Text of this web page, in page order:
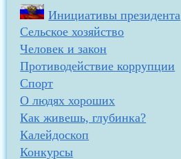
Инициативы президента
Сельское хозяйство
Человек и закон
Противодействие коррупции
Спорт
О людях хороших
Как живешь, глубинка?
Калейдоскоп
Конкурсы